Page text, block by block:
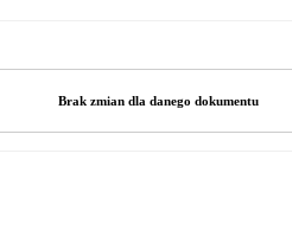
Brak zmian dla danego dokumentu